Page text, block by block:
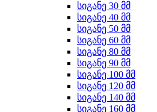
სიგანე 30 მმ
სიგანე 40 მმ
სიგანე 50 მმ
სიგანე 60 მმ
სიგანე 80 მმ
სიგანე 90 მმ
სიგანე 100 მმ
სიგანე 120 მმ
სიგანე 140 მმ
სიგანე 160 მმ